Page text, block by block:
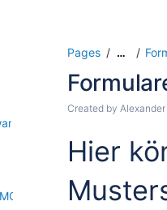
Pages …
Created by
Hier